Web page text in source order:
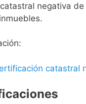
negativa
catastral